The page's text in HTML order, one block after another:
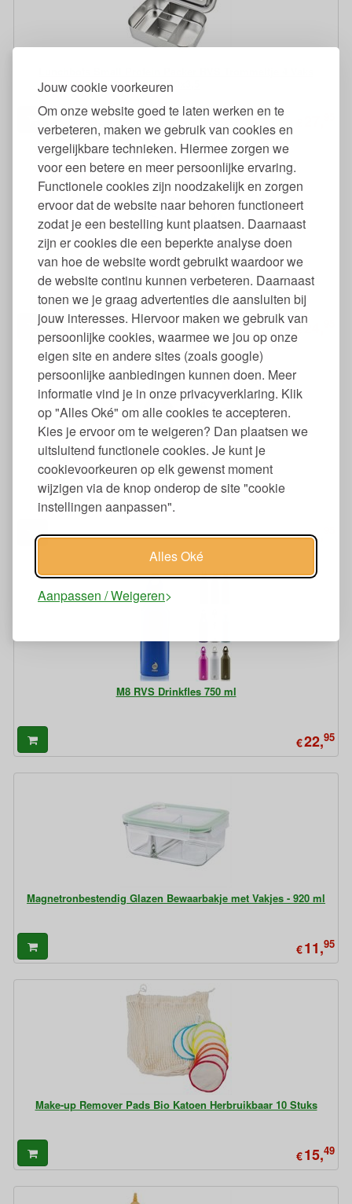
Jouw cookie voorkeuren
Om onze website goed te laten werken en te
verbeteren, maken we gebruik van cookies en
vergelijkbare technieken. Hiermee zorgen we
voor een betere en meer persoonlijke ervaring.
Functionele cookies zijn noodzakelijk en zorgen
ervoor dat de website naar behoren functioneert
zodat je een bestelling kunt plaatsen. Daarnaast
zijn er cookies die een beperkte analyse doen
van hoe de website wordt gebruikt waardoor we
de website continu kunnen verbeteren. Daarnaast
tonen we je graag advertenties die aansluiten bij
jouw interesses. Hiervoor maken we gebruik van
persoonlijke cookies, waarmee we jou op onze
eigen site en andere sites (zoals google)
persoonlijke aanbiedingen kunnen doen. Meer
informatie vind je in onze privacyverklaring. Klik
op "Alles Oké" om alle cookies te accepteren.
Kies je ervoor om te weigeren? Dan plaatsen we
uitsluitend functionele cookies. Je kunt je
cookievoorkeuren op elk gewenst moment
wijzigen via de knop onderop de site "cookie
instellingen aanpassen".
Alles Oké
Aanpassen / Weigeren
14x10x3,5
Lunchbox Doda met Siliconen Lekrand 18x13x6
24,
M5 RVS Drinkbus Bidon 530 ml
€20,
M8 RVS Drinkfles 750 ml
€22,95
Magnetronbestendig Glazen Bewaarbakje met Vakjes - 920 ml
€11,95
Make-up Remover Pads Bio Katoen Herbruikbaar 10 Stuks
€15,49